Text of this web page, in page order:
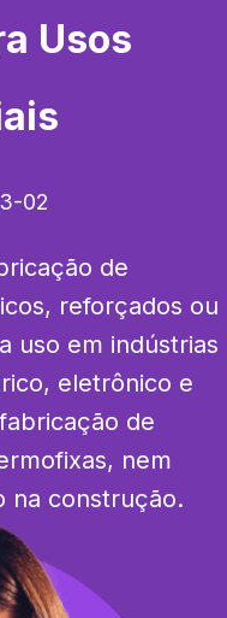
Usos
02
de
reforçados ou
uso em indústrias
eletrônico e
de
nem
na construção.